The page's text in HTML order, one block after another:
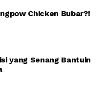
Chicken Bubar?!
yang Senang Bantuin